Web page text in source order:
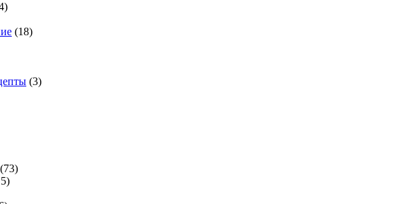
(18)
(3)
(73)